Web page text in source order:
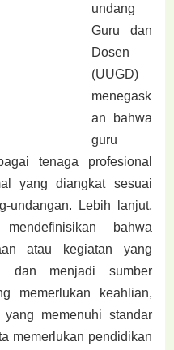
undang
Guru dan
Dosen
(UUGD)
menegask
an bahwa
guru
tenaga profesional
yang diangkat sesuai
undangan. Lebih lanjut,
bahwa
atau kegiatan yang
dan menjadi sumber
memerlukan keahlian,
memenuhi standar
memerlukan pendidikan